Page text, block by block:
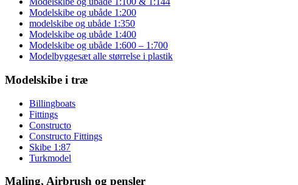
Modelskibe og ubåde 1:200
modelskibe og ubåde 1:350
Modelskibe og ubåde 1:400
Modelskibe og ubåde 1:600 – 1:700
Modelbyggesæt alle størrelse i plastik
Modelskibe i træ
Billingboats
Fittings
Constructo
Constructo Fittings
Skibe 1:87
Turkmodel
Maling, Airbrush og pensler